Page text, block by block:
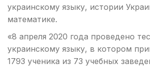
украинскому языку, истории
математике.
«8 апреля 2020 года проведено
украинскому языку, в котором
1793 ученика из 73 учебных